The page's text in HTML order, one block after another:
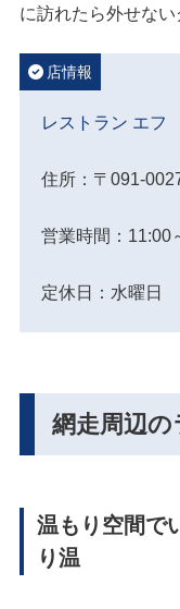
に訪れたら外せない
店情報
レストラン エフ
住所：〒091-
営業時間：11:00
定休日：水曜日
網走周辺の
温もり空間で
り温